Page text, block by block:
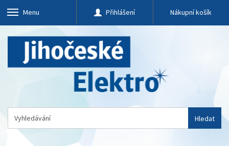
Menu Přihlášení Nákupní košík
Hledat